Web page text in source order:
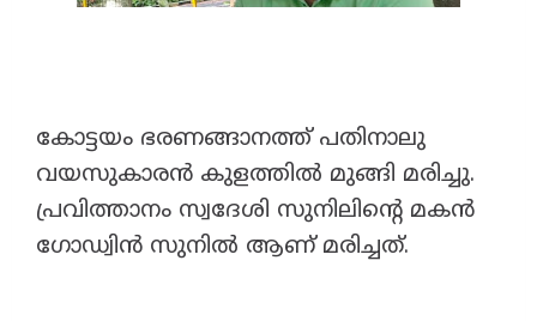
കോട്ടയം ഭരണങ്ങാനത്ത് പതിനാലു
വയസുകാരൻ കുളത്തിൽ മുങ്ങി മരിച്ചു.
പ്രവിത്താനം സ്വദേശി സുനിലിന്റെ മകൻ
ഗോഡ്വിൻ സുനിൽ ആണ് മരിച്ചത്.